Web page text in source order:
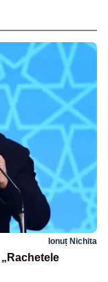
Ionuț Nichita